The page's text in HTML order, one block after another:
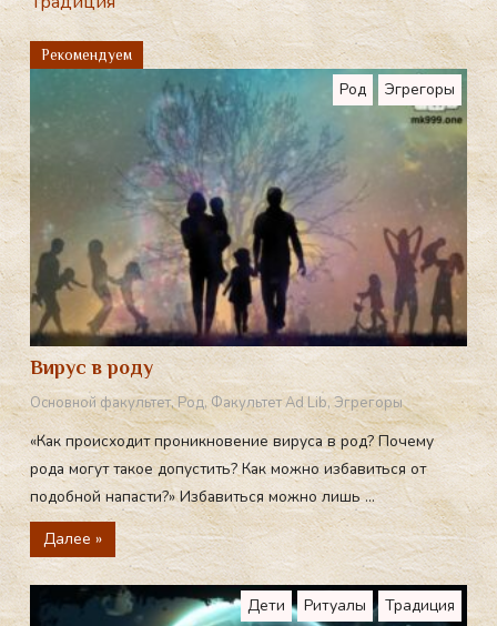
gr
a
Рекомендуем
Род Эгрегоры
Вирус в роду
Основной факультет,Род,Факультет Ad Lib,Эгрегоры
«Как происходит проникновение вируса в род? Почему
рода могут такое допустить? Как можно избавиться от
подобной напасти?» Избавиться можно лишь ...
Далее »
Дети Ритуалы Традиция